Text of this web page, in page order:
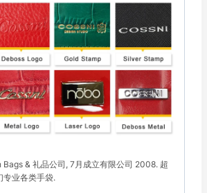
& 礼品公司, 7月成立有限公司 2008. 超
专业各类手袋.